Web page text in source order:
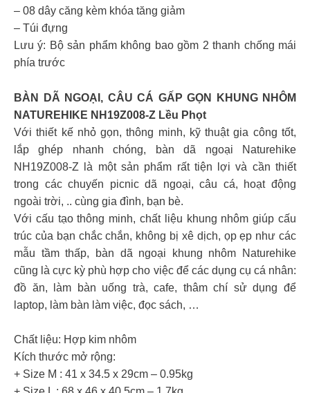
– 08 dây căng kèm khóa tăng giảm
– Túi đựng
Lưu ý: Bộ sản phẩm không bao gồm 2 thanh chống mái
phía trước
BÀN DÃ NGOẠI, CÂU CÁ GẤP GỌN KHUNG NHÔM
NATUREHIKE NH19Z008-Z Lều Phọt
Với thiết kế nhỏ gọn, thông minh, kỹ thuật gia công tốt,
lắp ghép nhanh chóng, bàn dã ngoại Naturehike
NH19Z008-Z là một sản phẩm rất tiện lợi và cần thiết
trong các chuyến picnic dã ngoại, câu cá, hoạt động
ngoài trời, .. cùng gia đình, bạn bè.
Với cấu tạo thông minh, chất liệu khung nhôm giúp cấu
trúc của bạn chắc chắn, không bị xê dịch, ọp ẹp như các
mẫu tầm thấp, bàn dã ngoại khung nhôm Naturehike
cũng là cực kỳ phù hợp cho việc để các dụng cụ cá nhân:
đồ ăn, làm bàn uống trà, cafe, thâm chí sử dụng để
laptop, làm bàn làm việc, đọc sách, …
Chất liệu: Hợp kim nhôm
Kích thước mở rộng:
+ Size M : 41 x 34.5 x 29cm – 0.95kg